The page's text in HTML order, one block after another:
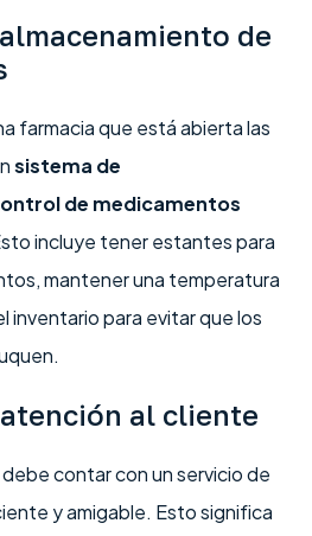
de
farmacia que está abierta las
sistema de
de medicamentos
incluye tener estantes para
mantener una temperatura
inventario para evitar que los
al cliente
contar con un servicio de
y amigable. Esto significa